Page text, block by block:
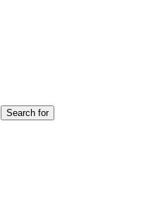
Search for